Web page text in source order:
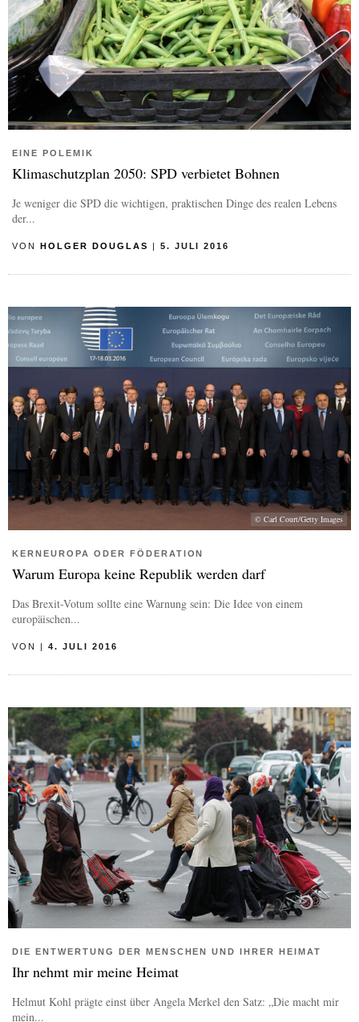
EINE POLEMIK
Klimaschutzplan 2050: SPD verbietet Bohnen
Je weniger die SPD die wichtigen, praktischen Dinge des realen Lebens
der...
VON HOLGER DOUGLAS | 5. JULI 2016
© Carl Court/Getty Images
KERNEUROPA ODER FÖDERATION
Warum Europa keine Republik werden darf
Das Brexit-Votum sollte eine Warnung sein: Die Idee von einem
europäischen...
VON | 4. JULI 2016
DIE ENTWERTUNG DER MENSCHEN UND IHRER HEIMAT
Ihr nehmt mir meine Heimat
Helmut Kohl prägte einst über Angela Merkel den Satz: „Die macht mir
mein...